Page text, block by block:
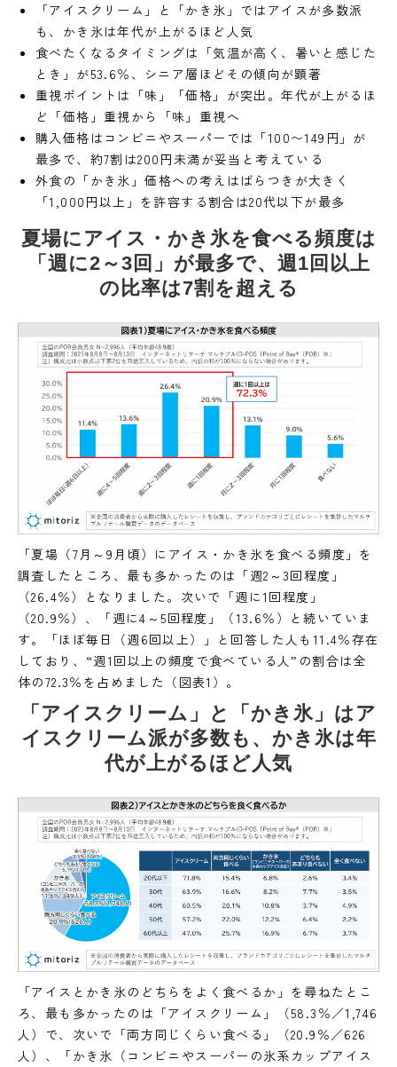
「アイスクリーム」と「かき氷」ではアイスが多数派
も、かき氷は年代が上がるほど人気
食べたくなるタイミングは「気温が高く、暑いと感じた
とき」が53.6％、シニア層ほどその傾向が顕著
重視ポイントは「味」「価格」が突出。年代が上がるほ
ど「価格」重視から「味」重視へ
購入価格はコンビニやスーパーでは「100〜149円」が
最多で、約7割は200円未満が妥当と考えている
外食の「かき氷」価格への考えはばらつきが大きく
「1,000円以上」を許容する割合は20代以下が最多
夏場にアイス・かき氷を食べる頻度は
「週に2～3回」が最多で、週1回以上
の比率は7割を超える
「夏場（7月～9月頃）にアイス・かき氷を食べる頻度」を
調査したところ、最も多かったのは「週2～3回程度」
（26.4％）となりました。次いで「週に1回程度」
（20.9％）、「週に4～5回程度」（13.6％）と続いていま
す。「ほぼ毎日（週6回以上）」と回答した人も11.4％存在
しており、“週1回以上の頻度で食べている人”の割合は全
体の72.3％を占めました（図表1）。
「アイスクリーム」と「かき氷」はア
イスクリーム派が多数も、かき氷は年
代が上がるほど人気
「アイスとかき氷のどちらをよく食べるか」を尋ねたとこ
ろ、最も多かったのは「アイスクリーム」（58.3％／1,746
人）で、次いで「両方同じくらい食べる」（20.9％／626
人）、「かき氷（コンビニやスーパーの氷系カップアイス